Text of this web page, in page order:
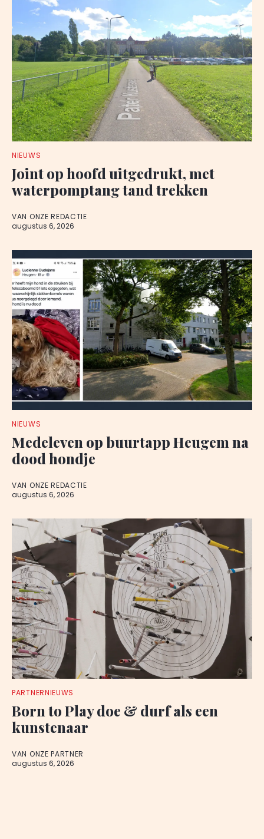
NIEUWS
Joint op hoofd uitgedrukt, met
waterpomptang tand trekken
VAN ONZE REDACTIE
augustus 6, 2026
NIEUWS
Medeleven op buurtapp Heugem na
dood hondje
VAN ONZE REDACTIE
augustus 6, 2026
PARTNERNIEUWS
Born to Play doe & durf als een
kunstenaar
VAN ONZE PARTNER
augustus 6, 2026